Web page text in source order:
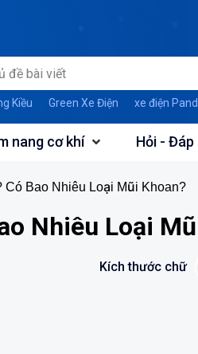
Kiều Green Xe Điện xe điện
nang cơ khí Hỏi - Đáp
Có Bao Nhiêu Loại Mũi Khoan?
Nhiêu Loại
Kích thước chữ